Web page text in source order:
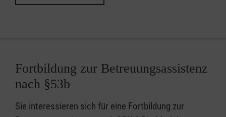
Fortbildung zur Betreuungsassistenz
nach §53b
Sie interessieren sich für eine Fortbildung zur